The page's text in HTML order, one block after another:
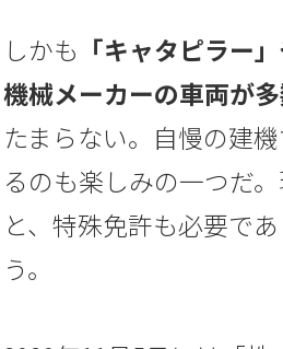
しかも 「キャタピラー
機械メーカーの車両が
たまらない。自慢の建
るのも楽しみの一つだ
と、特殊免許も必要で
う。